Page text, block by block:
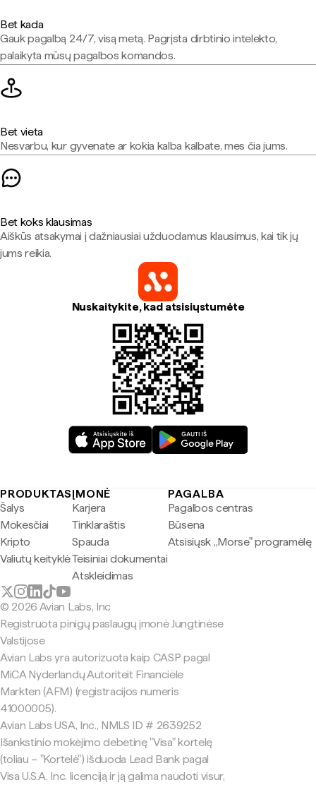
Bet kada
Gauk pagalbą 24/7, visą metą. Pagrįsta dirbtinio intelekto,
palaikyta mūsų pagalbos komandos.
Bet vieta
Nesvarbu, kur gyvenate ar kokia kalba kalbate, mes čia jums.
Bet koks klausimas
Aiškūs atsakymai į dažniausiai užduodamus klausimus, kai tik jų
jums reikia.
Nuskaitykite, kad atsisiųstumėte
PRODUKTAS
Šalys
Mokesčiai
Kripto
Valiutų keityklė
ĮMONĖ
Karjera
Tinklaraštis
Spauda
Teisiniai dokumentai
Atskleidimas
PAGALBA
Pagalbos centras
Būsena
Atsisiųsk „Morse" programėlę
© 2026 Avian Labs, Inc
Registruota pinigų paslaugų įmonė Jungtinėse
Valstijose
Avian Labs yra autorizuota kaip CASP pagal
MiCA Nyderlandų Autoriteit Financiële
Markten (AFM) (registracijos numeris
41000005).
Avian Labs USA, Inc., NMLS ID # 2639252
Išankstinio mokėjimo debetinę "Visa" kortelę
(toliau – "Kortelė") išduoda Lead Bank pagal
Visa U.S.A. Inc. licenciją ir ją galima naudoti visur,